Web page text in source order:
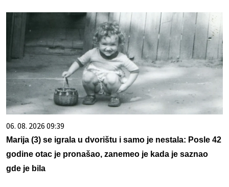
06. 08. 2026 09:39
Marija (3) se igrala u dvorištu i samo je nestala: Posle 42
godine otac je pronašao, zanemeo je kada je saznao
gde je bila